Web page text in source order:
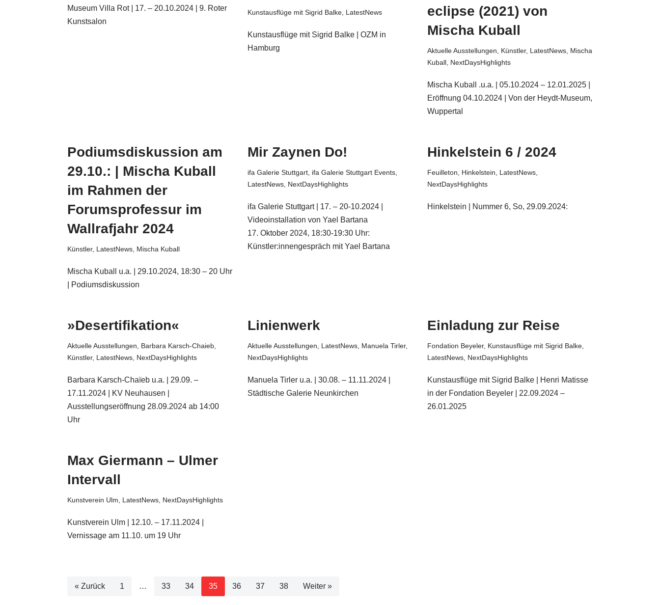
Museum Villa Rot | 17. – 20.10.2024 | 9. Roter
Kunstsalon
Kunstausflüge mit Sigrid Balke, LatestNews
Kunstausflüge mit Sigrid Balke | OZM in
Hamburg
eclipse (2021) von
Mischa Kuball
Aktuelle Ausstellungen Künstler, LatestNews Mischa
Kuball NextDaysHighlights
Mischa Kuball .u.a. | 05.10.2024 – 12.01.2025 |
Eröffnung 04.10.2024 | Von der Heydt-Museum,
Wuppertal
Podiumsdiskussion am
29.10.: | Mischa Kuball
im Rahmen der
Forumsprofessur im
Wallrafjahr 2024
Künstler, LatestNews Mischa Kuball
Mischa Kuball u.a. | 29.10.2024, 18:30 – 20 Uhr
| Podiumsdiskussion
Mir Zaynen Do!
ifa Galerie Stuttgart, ifa Galerie Stuttgart Events,
LatestNews, NextDaysHighlights
ifa Galerie Stuttgart | 17. – 20-10.2024 |
Videoinstallation von Yael Bartana
17. Oktober 2024, 18:30-19:30 Uhr:
Künstler:innengespräch mit Yael Bartana
Hinkelstein 6 / 2024
Feuilleton Hinkelstein LatestNews
NextDaysHighlights
Hinkelstein | Nummer 6, So, 29.09.2024:
»Desertifikation«
Aktuelle Ausstellungen Barbara Karsch-Chaieb
Künstler, LatestNews NextDaysHighlights
Barbara Karsch-Chaïeb u.a. | 29.09. –
17.11.2024 | KV Neuhausen |
Ausstellungseröffnung 28.09.2024 ab 14:00
Uhr
Linienwerk
Aktuelle Ausstellungen LatestNews, Manuela Tirler,
NextDaysHighlights
Manuela Tirler u.a. | 30.08. – 11.11.2024 |
Städtische Galerie Neunkirchen
Einladung zur Reise
Fondation Beyeler, Kunstausflüge mit Sigrid Balke
LatestNews NextDaysHighlights
Kunstausflüge mit Sigrid Balke | Henri Matisse
in der Fondation Beyeler | 22.09.2024 –
26.01.2025
Max Giermann – Ulmer
Intervall
Kunstverein Ulm LatestNews NextDaysHighlights
Kunstverein Ulm | 12.10. – 17.11.2024 |
Vernissage am 11.10. um 19 Uhr
« Zurück 1 … 33 34 35 36 37 38 Weiter »